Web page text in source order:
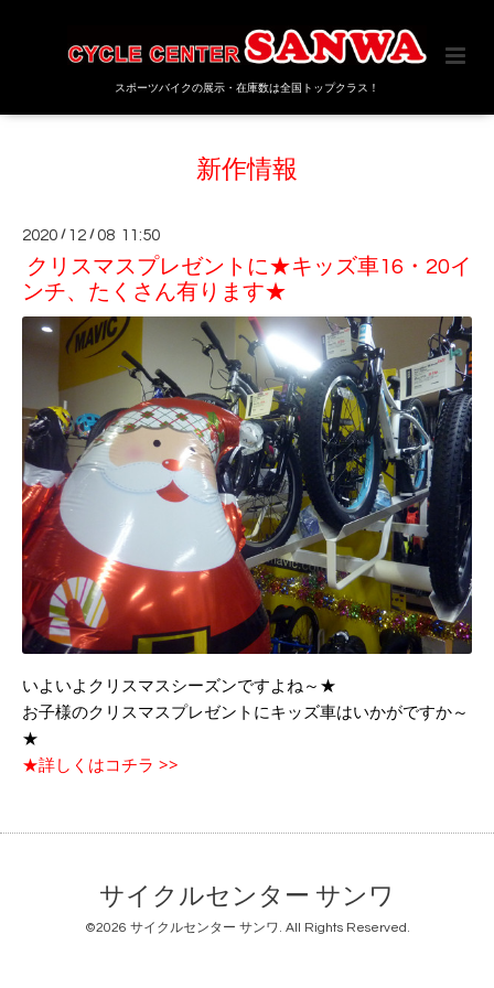
スポーツバイクの展示・在庫数は全国トップクラス！
新作情報
2020 / 12 /08 11:50
クリスマスプレゼントに★キッズ車16・20イ
ンチ、たくさん有ります★
いよいよクリスマスシーズンですよね～★
お子様のクリスマスプレゼントにキッズ車はいかがですか～
★
★詳しくはコチラ >>
サイクルセンター サンワ
©2026 サイクルセンター サンワ. All Rights Reserved.